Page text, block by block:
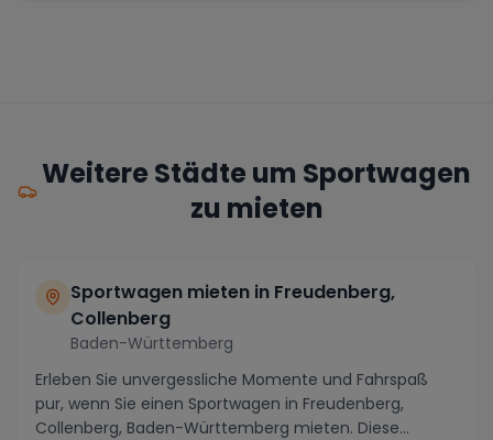
Weitere Städte um Sportwagen
zu mieten
Sportwagen mieten in Freudenberg,
Collenberg
Baden-Württemberg
Erleben Sie unvergessliche Momente und Fahrspaß
pur, wenn Sie einen Sportwagen in Freudenberg,
Collenberg, Baden-Württemberg mieten. Diese